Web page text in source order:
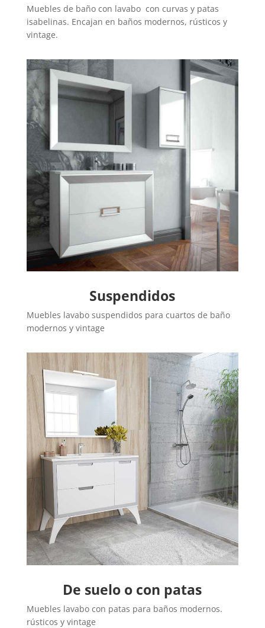
Muebles de baño con lavabo con curvas y patas
isabelinas. Encajan en baños modernos, rústicos y
vintage.
Suspendidos
Muebles lavabo suspendidos para cuartos de baño
modernos y vintage
De suelo o con patas
Muebles lavabo con patas para baños modernos.
rústicos y vintage